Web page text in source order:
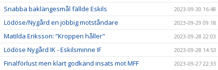
Snabba baklängesmål fällde Eskils 2023-09-30 16:48
Lödöse/Nygård en jobbig motståndare 2023-09-29 09:18
Matilda Eriksson: ”Kroppen håller" 2023-09-28 22:03
Lödöse Nygård IK - Eskilsminne IF 2023-09-28 14:53
Finalförlust men klart godkänd insats mot MFF 2023-09-27 22:33